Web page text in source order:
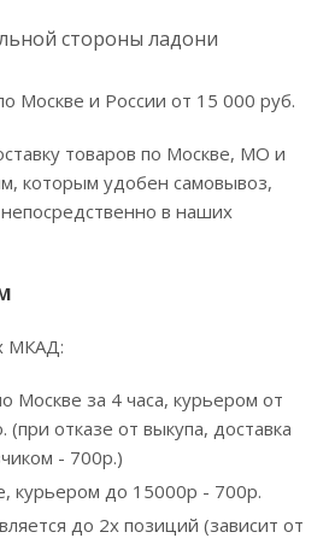
стороны ладони
Москве и России от 15 000 руб.
товаров по Москве, МО и
которым удобен самовывоз,
в наших
МКАД:
Москве за 4 часа, курьером от
(при отказе от выкупа, доставка
- 700р.)
курьером до 15000р - 700р.
до 2х позиций (зависит от